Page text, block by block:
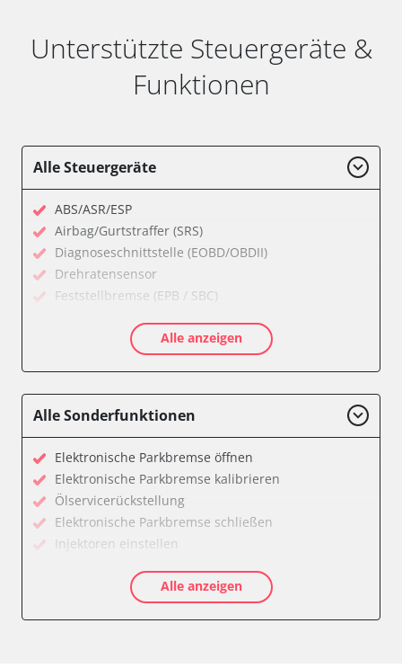
Unterstützte Steuergeräte &
Funktionen
Alle Steuergeräte
ABS/ASR/ESP
Airbag/Gurtstraffer (SRS)
Diagnoseschnittstelle (EOBD/OBDII)
Drehratensensor
Feststellbremse (EPB / SBC)
Informationsanzeige
Radio
Telefon-/Notruf-System
Wegfahrsperre
Zentralelektronik
Verfügbarkeit abhängig von Modell, Motorisierung, Ausstattung
Alle anzeigen
Alle Sonderfunktionen
Elektronische Parkbremse öffnen
Elektronische Parkbremse kalibrieren
Ölservicerückstellung
Elektronische Parkbremse schließen
Injektoren einstellen
Verfügbarkeit abhängig von Modell, Motorisierung, Ausstattung
Alle anzeigen